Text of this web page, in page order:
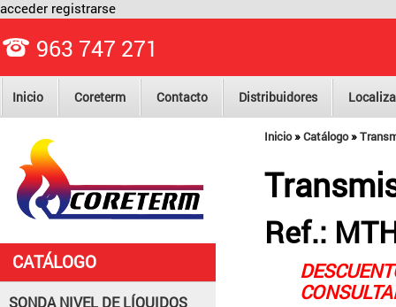
963 747 271
acceder registrarse
Inicio Coreterm Contacto Distribuidores
Inicio»Catálogo»
Ref.:
CATÁLOGO
SONDA NIVEL DE LÍQUIDOS